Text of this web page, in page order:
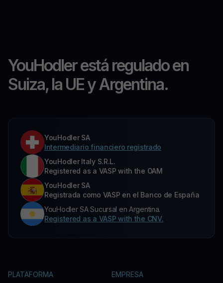
YouHodler está regulado en
Suiza, la UE y Argentina.
YouHodler SA
Intermediario financiero registrado
YouHodler Italy S.R.L.
Registered as a VASP with the OAM
YouHodler SA
Registrada como VASP en el Banco de España
YouHodler SA Sucursal en Argentina.
Registered as a VASP with the CNV.
PLATAFORMA EMPRESA